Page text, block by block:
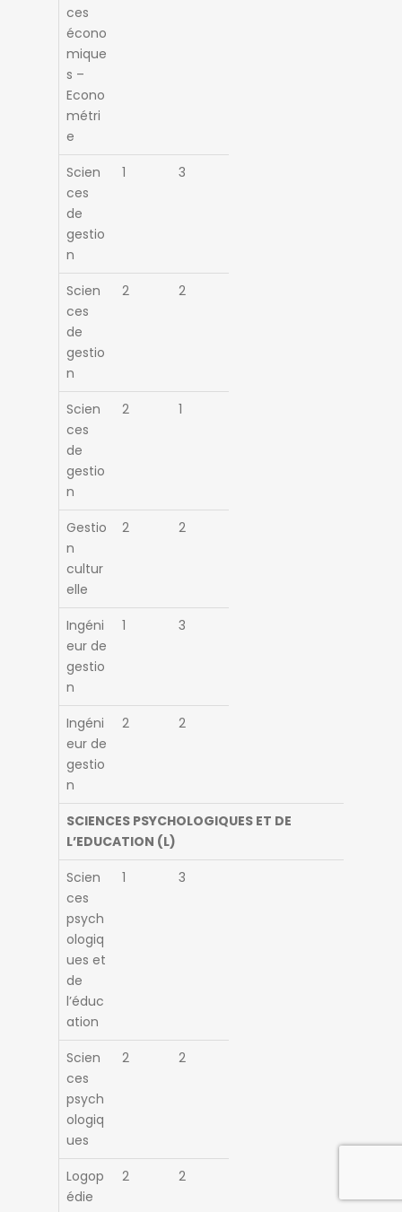
ces
écono
mique
s –
Econo
métri
e
Scien
ces
de
gestio
n
1 3
Scien
ces
de
gestio
n
2 2
Scien
ces
de
gestio
n
2 1
Gestio
n
cultur
elle
2 2
Ingéni
eur de
gestio
n
1 3
Ingéni
eur de
gestio
n
2 2
SCIENCES PSYCHOLOGIQUES ET DE
L’EDUCATION (L)
Scien
ces
psych
ologiq
ues et
de
l’éduc
ation
1 3
Scien
ces
psych
ologiq
ues
2 2
Logop
édie
2 2